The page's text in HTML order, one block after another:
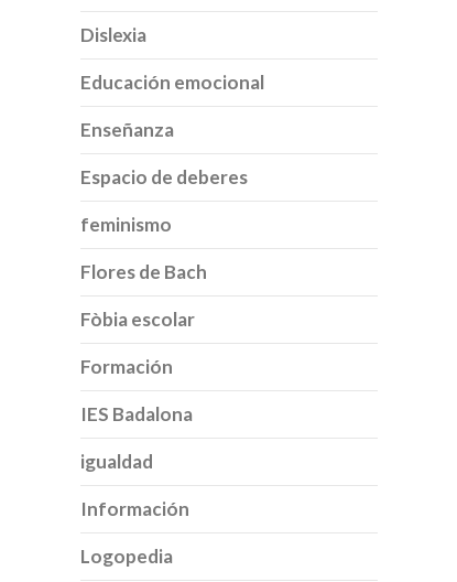
Dislexia
Educación emocional
Enseñanza
Espacio de deberes
feminismo
Flores de Bach
Fòbia escolar
Formación
IES Badalona
igualdad
Información
Logopedia